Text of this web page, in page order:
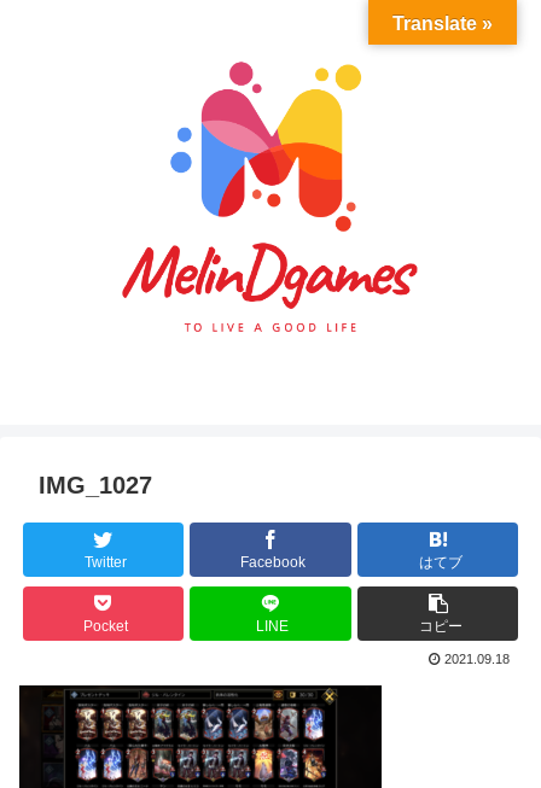
IMG_1027
Twitter Facebook はてブ
Pocket LINE コピー
2021.09.18
Translate »